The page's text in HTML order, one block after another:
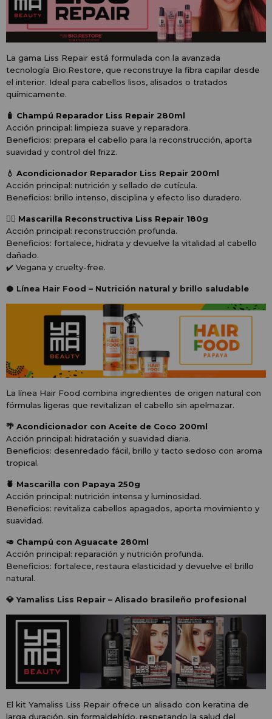
La gama Liss Repair está formulada con la avanzada
tecnología Bio.Restore, que reconstruye la fibra capilar desde
el interior. Ideal para cabellos lisos, alisados o tratados
químicamente.
🧴 Champú Reparador Liss Repair 280ml
Acción principal: limpieza suave y reparadora.
Beneficios: prepara el cabello para la reconstrucción, aporta
suavidad y control del frizz.
💧 Acondicionador Reparador Liss Repair 200ml
Acción principal: nutrición y sellado de cutícula.
Beneficios: brillo intenso, disciplina y efecto liso duradero.
🧖‍♀️ Mascarilla Reconstructiva Liss Repair 180g
Acción principal: reconstrucción profunda.
Beneficios: fortalece, hidrata y devuelve la vitalidad al cabello
dañado.
✔️ Vegana y cruelty-free.
🥥 Línea Hair Food – Nutrición natural y brillo saludable
La línea Hair Food combina ingredientes de origen natural con
fórmulas ligeras que revitalizan el cabello sin apelmazar.
🌴 Acondicionador con Aceite de Coco 200ml
Acción principal: hidratación y suavidad diaria.
Beneficios: desenredado fácil, brillo y tacto sedoso con aroma
tropical.
🍍 Mascarilla con Papaya 250g
Acción principal: nutrición intensa y luminosidad.
Beneficios: revitaliza cabellos apagados, aporta movimiento y
suavidad.
🥑 Champú con Aguacate 280ml
Acción principal: reparación y nutrición profunda.
Beneficios: fortalece, restaura elasticidad y devuelve el brillo
natural.
💎 Yamaliss Liss Repair – Alisado brasileño profesional
El kit Yamaliss Liss Repair ofrece un alisado con keratina de
larga duración, sin formaldehído, respetando la salud del